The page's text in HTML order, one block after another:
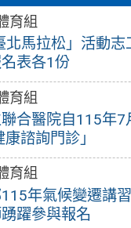
育組
北馬拉松」活動志
表各1份
育組
合醫院自115年7
康諮詢門診」
育組
年氣候變遷講
躍參與報名